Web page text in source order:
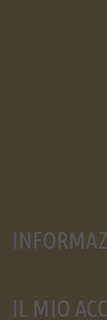
IL MIO